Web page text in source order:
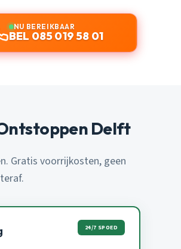
NU BEREIKBAAR
BEL 085 019 58 01
Delft
Gratis voorrijkosten, geen
24/7 SPOED